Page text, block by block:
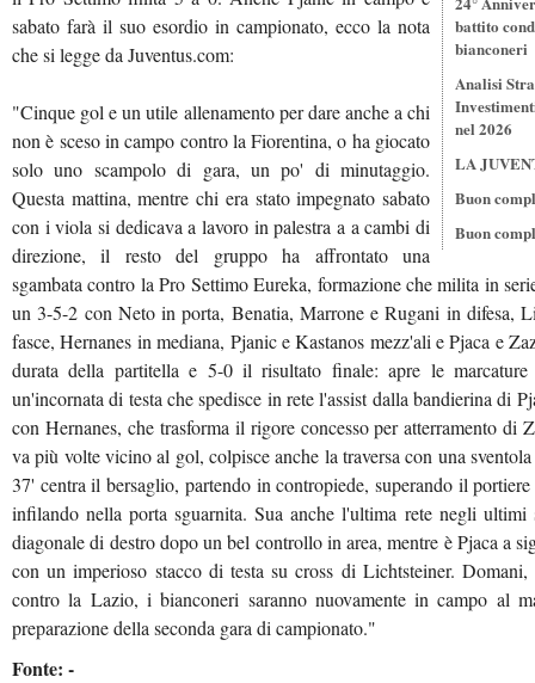
battito
bianconeri
Analisi
nel 2026
LA
Buon
Buon
sabato farà il suo esordio in campionato, ecco la nota
che si legge da Juventus.com:
"Cinque gol e un utile allenamento per dare anche a chi
non è sceso in campo contro la Fiorentina, o ha giocato
solo uno scampolo di gara, un po' di minutaggio.
Questa mattina, mentre chi era stato impegnato sabato
con i viola si dedicava a lavoro in palestra a a cambi di
direzione, il resto del gruppo ha affrontato una
sgambata contro la Pro Settimo Eureka, formazione che milita in
un 3-5-2 con Neto in porta, Benatia, Marrone e Rugani in difesa,
fasce, Hernanes in mediana, Pjanic e Kastanos mezz'ali e Pjaca e
durata della partitella e 5-0 il risultato finale: apre le
un'incornata di testa che spedisce in rete l'assist dalla bandierina di
con Hernanes, che trasforma il rigore concesso per atterramento di
va più volte vicino al gol, colpisce anche la traversa con una
37' centra il bersaglio, partendo in contropiede, superando il
infilando nella porta sguarnita. Sua anche l'ultima rete negli
diagonale di destro dopo un bel controllo in area, mentre è Pjaca a
con un imperioso stacco di testa su cross di Lichtsteiner.
contro la Lazio, i bianconeri saranno nuovamente in campo al
preparazione della seconda gara di campionato."
Fonte: -